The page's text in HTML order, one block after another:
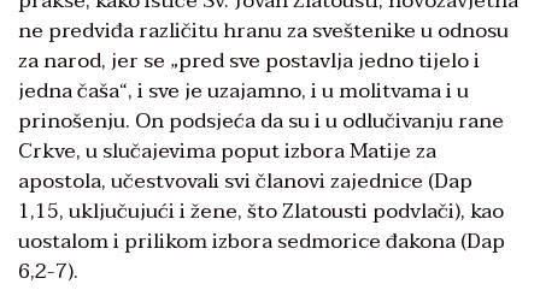
ne predviđa različitu hranu za sveštenike u odnosu
za narod, jer se „pred sve postavlja jedno tijelo i
jedna čaša“, i sve je uzajamno, i u molitvama i u
prinošenju. On podsjeća da su i u odlučivanju rane
Crkve, u slučajevima poput izbora Matije za
apostola, učestvovali svi članovi zajednice (Dap
1,15, uključujući i žene, što Zlatousti podvlači), kao
uostalom i prilikom izbora sedmorice đakona (Dap
6,2-7).